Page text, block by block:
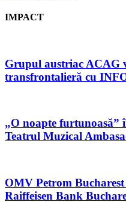
IMPACT
Grupul austriac ACAG
transfrontalieră cu
„O noapte furtunoasă”
Teatrul Muzical
OMV Petrom
Raiffeisen Bank